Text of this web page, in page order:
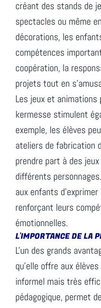
créant des stands de
spectacles ou même
décorations, les
compétences
coopération, la
projets tout en
Les jeux et animations
kermesse stimulent
exemple, les élèves
ateliers de fabrication
prendre part à des
différents
aux enfants
renforçant leurs
émotionnelles.
L'IMPORTANCE DE LA
L'un des grands
qu'elle offre aux
informel mais très
pédagogique, permet